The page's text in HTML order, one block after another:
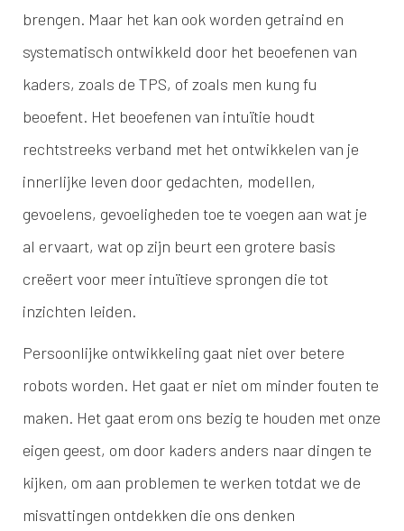
brengen. Maar het kan ook worden getraind en
systematisch ontwikkeld door het beoefenen van
kaders, zoals de TPS, of zoals men kung fu
beoefent. Het beoefenen van intuïtie houdt
rechtstreeks verband met het ontwikkelen van je
innerlijke leven door gedachten, modellen,
gevoelens, gevoeligheden toe te voegen aan wat je
al ervaart, wat op zijn beurt een grotere basis
creëert voor meer intuïtieve sprongen die tot
inzichten leiden.
Persoonlijke ontwikkeling gaat niet over betere
robots worden. Het gaat er niet om minder fouten te
maken. Het gaat erom ons bezig te houden met onze
eigen geest, om door kaders anders naar dingen te
kijken, om aan problemen te werken totdat we de
misvattingen ontdekken die ons denken